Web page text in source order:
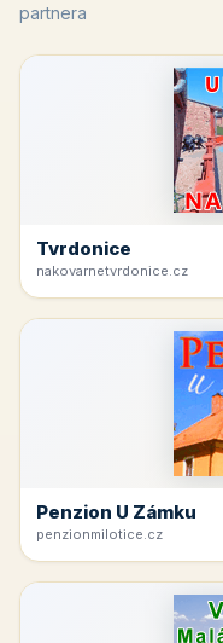
partnera
Tvrdonice
nakovarnetvrdonice.cz
Penzion U Zámku
penzionmilotice.cz